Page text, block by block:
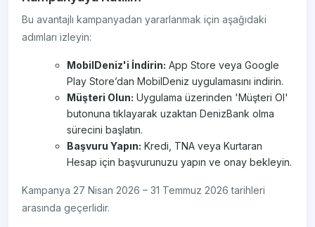
Bu avantajlı kampanyadan yararlanmak için aşağıdaki
adımları izleyin:
MobilDeniz'i İndirin: App Store veya Google
Play Store’dan MobilDeniz uygulamasını indirin.
Müşteri Olun: Uygulama üzerinden 'Müşteri Ol'
butonuna tıklayarak uzaktan DenizBank olma
sürecini başlatın.
Başvuru Yapın: Kredi, TNA veya Kurtaran
Hesap için başvurunuzu yapın ve onay bekleyin.
Kampanya 27 Nisan 2026 – 31 Temmuz 2026 tarihleri
arasında geçerlidir.